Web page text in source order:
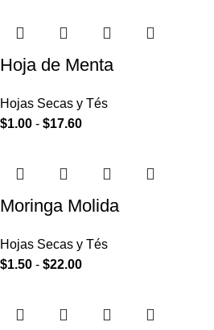
Hoja de Menta
Hojas Secas y Tés
$1.00 - $17.60
Moringa Molida
Hojas Secas y Tés
$1.50 - $22.00